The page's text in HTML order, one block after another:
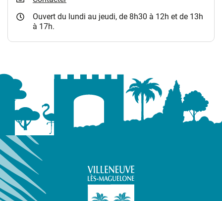
Ouvert du lundi au jeudi, de 8h30 à 12h et de 13h
à 17h.